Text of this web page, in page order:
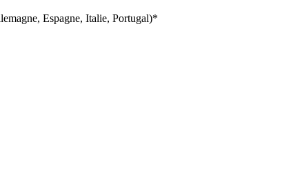
Espagne, Italie, Portugal)*